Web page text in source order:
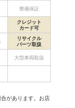
整備保証
クレジット
カード可
リサイクル
パーツ取扱
大型車両取扱
があります。お店